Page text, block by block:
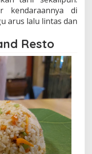
kendaraannya di
arus lalu lintas dan
Resto